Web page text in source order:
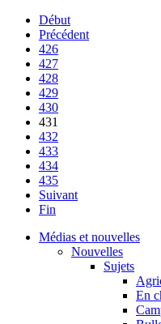
Début
Précédent
426
427
428
429
430
431
432
433
434
435
Suivant
Fin
Médias et nouvelles
Nouvelles
Sujets
En